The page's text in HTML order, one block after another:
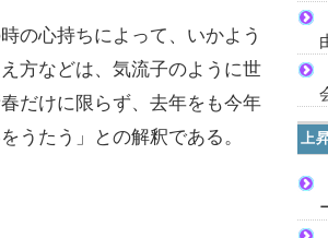
の心持ちによって、いかよう
方などは、気流子のように世
だけに限らず、去年をも今年
うたう」との解釈である。
上